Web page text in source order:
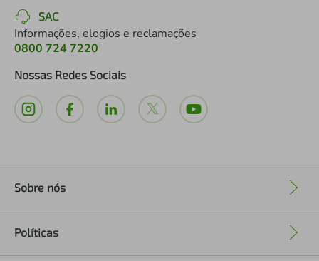
SAC
Informações, elogios e reclamações
0800 724 7220
Nossas Redes Sociais
Sobre nós
Políticas